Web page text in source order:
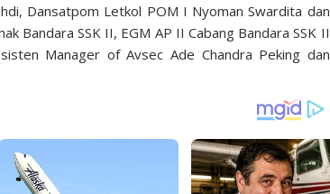
Dansatpom Letkol POM I Nyoman Swardita dan
Bandara SSK II, EGM AP II Cabang Bandara SSK II
Manager of Avsec Ade Chandra Peking dan